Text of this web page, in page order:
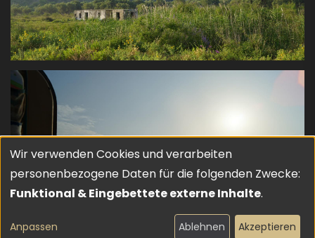
Verwendung
von
personenbezogenen
Wir verwenden Cookies und verarbeiten
personenbezogene Daten für die folgenden Zwecke:
Funktional & Eingebettete externe Inhalte.
Anpassen Ablehnen Akzeptieren